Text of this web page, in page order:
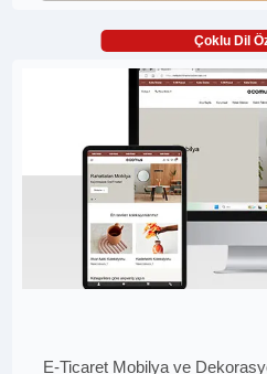
Çoklu Dil
E-Ticaret Mobilya ve